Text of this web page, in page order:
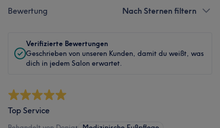
Bewertung Nach Sternen filtern
Verifizierte Bewertungen
Geschrieben von unseren Kunden, damit du weißt, was
dich in jedem Salon erwartet.
Top Service